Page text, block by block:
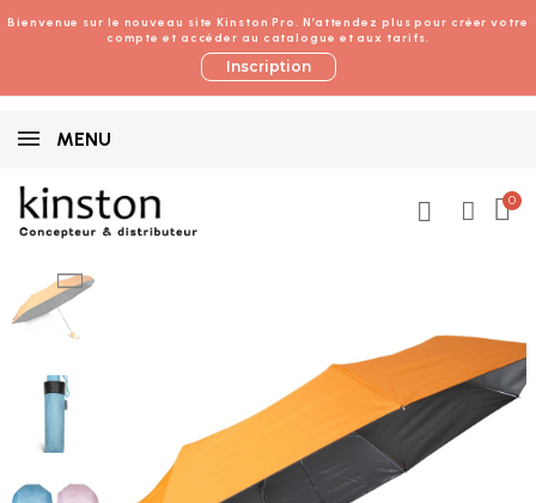
Bienvenue sur le nouveau site Kinston Pro. N’attendez plus pour créer votre
compte et accéder au catalogue et aux tarifs.
Inscription
MENU